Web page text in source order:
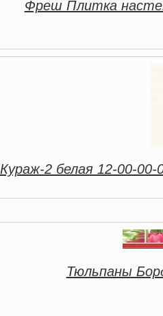
Фреш Плитка
Кураж-2 белая 12-00-
Тюльпаны